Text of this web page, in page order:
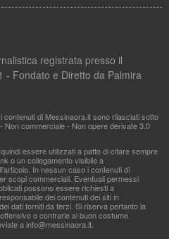
registrata presso il
- Fondato e Diretto da Palmira
di Messinaora.it sono rilasciati sotto
commerciale - Non opere derivate 3.0
essere utilizzati a patto di citare sempre
o un collegamento visibile a
In nessun caso i contenuti di
scopi commerciali. Eventuali permessi
possono essere richiesti a
dei contenuti dei siti in
dati forniti da terzi. Si riserva pertanto la
o contrarie al buon costume.
ainfo@messinaora.it